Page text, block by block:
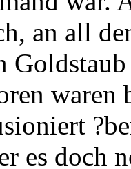
an all
waren
es doch